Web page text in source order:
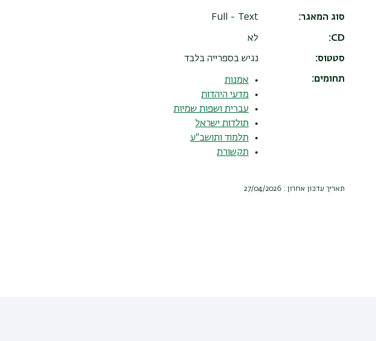
סוג המאגר Full - Text
CD לא
סטטוס נגיש בספרייה בלבד
תחומים
אמנות
מדעי היהדות
עברית ושפות שמיות
תולדות ישראל
תלמוד ותושב"ע
תקשורת
תאריך עדכון אחרון : 27/04/2026